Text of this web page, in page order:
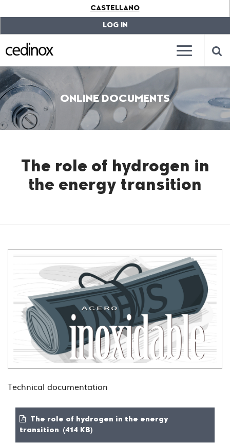
label.access.jump.content???
???
label.access.jump.header???
label.access.jump.footer???
???
label.access.jump.menu???
CASTELLANO
LOG IN
???
???
ONLINE DOCUMENTS
The role of hydrogen in
the energy transition
Technical documentation
The role of hydrogen in the energy
transition (414 KB)